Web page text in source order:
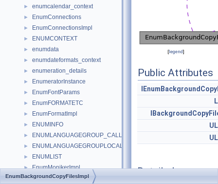
► enumcalendar_context
► EnumConnections
► EnumConnectionsImpl
► ENUMCONTEXT
► enumdata
► enumdateformats_context
► enumeration_details
► EnumeratorInstance
► EnumFontParams
► EnumFORMATETC
► EnumFormatImpl
► ENUMINFO
► ENUMLANGUAGEGROUP_CALLBACKS
► ENUMLANGUAGEGROUPLOCALE_CALLBACKS
► ENUMLIST
► EnumMonikerImpl
► EnumOLEVERB
[legend]
Public Attributes
Detailed
EnumBackgroundCopyFilesImpl